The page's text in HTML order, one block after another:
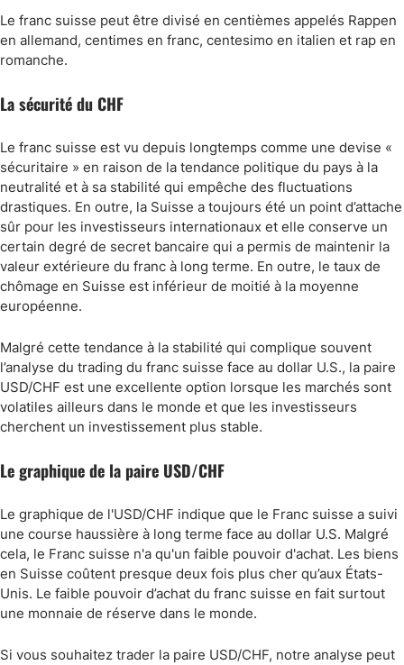
Le franc suisse peut être divisé en centièmes appelés Rappen
en allemand, centimes en franc, centesimo en italien et rap en
romanche.
La sécurité du CHF
Le franc suisse est vu depuis longtemps comme une devise «
sécuritaire » en raison de la tendance politique du pays à la
neutralité et à sa stabilité qui empêche des fluctuations
drastiques. En outre, la Suisse a toujours été un point d’attache
sûr pour les investisseurs internationaux et elle conserve un
certain degré de secret bancaire qui a permis de maintenir la
valeur extérieure du franc à long terme. En outre, le taux de
chômage en Suisse est inférieur de moitié à la moyenne
européenne.
Malgré cette tendance à la stabilité qui complique souvent
l’analyse du trading du franc suisse face au dollar U.S., la paire
USD/CHF est une excellente option lorsque les marchés sont
volatiles ailleurs dans le monde et que les investisseurs
cherchent un investissement plus stable.
Le graphique de la paire USD/CHF
Le graphique de l'USD/CHF indique que le Franc suisse a suivi
une course haussière à long terme face au dollar U.S. Malgré
cela, le Franc suisse n'a qu'un faible pouvoir d'achat. Les biens
en Suisse coûtent presque deux fois plus cher qu’aux États-
Unis. Le faible pouvoir d’achat du franc suisse en fait surtout
une monnaie de réserve dans le monde.
Si vous souhaitez trader la paire USD/CHF, notre analyse peut